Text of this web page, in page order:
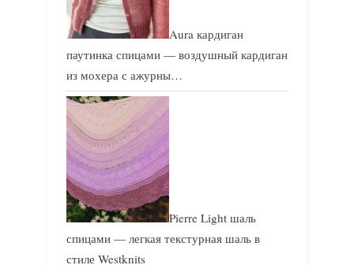
Aura кардиган
паутинка спицами — воздушный кардиган
из мохера с ажурны…
Pierre Light шаль
спицами — легкая текстурная шаль в
стиле Westknits